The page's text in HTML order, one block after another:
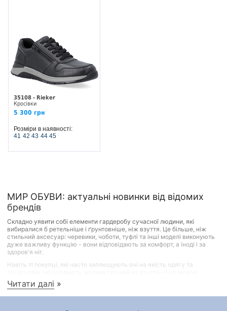
35108 - Rieker
Кросівки
5 300 грн
Розміри в наявності:
41 42 43 44 45
МИР ОБУВИ: актуальні новинки від відомих
брендів
Складно уявити собі елементи гардеробу сучасної людини, які
вибиралися б ретельніше і ґрунтовніше, ніж взуття. Це більше, ніж
стильний аксесуар: черевики, чоботи, туфлі та інші моделі виконують
дуже важливу функцію - вони відповідають за комфорт, а іноді і за
здоров'я ніг.
Навіть ті покупці, які часто заплющують очі на якість одягу та
назвати практичним та продуманим підходом. Переваги якісного
взуття відомі всім:
Читати далі »